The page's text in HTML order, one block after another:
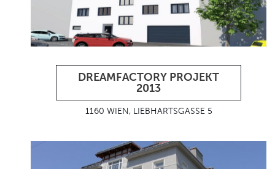
DREAMFACTORY PROJEKT
2013
1160 WIEN, LIEBHARTSGASSE 5